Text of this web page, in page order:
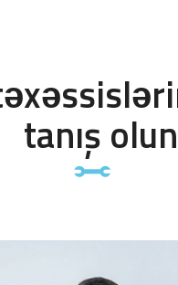
tanış olun